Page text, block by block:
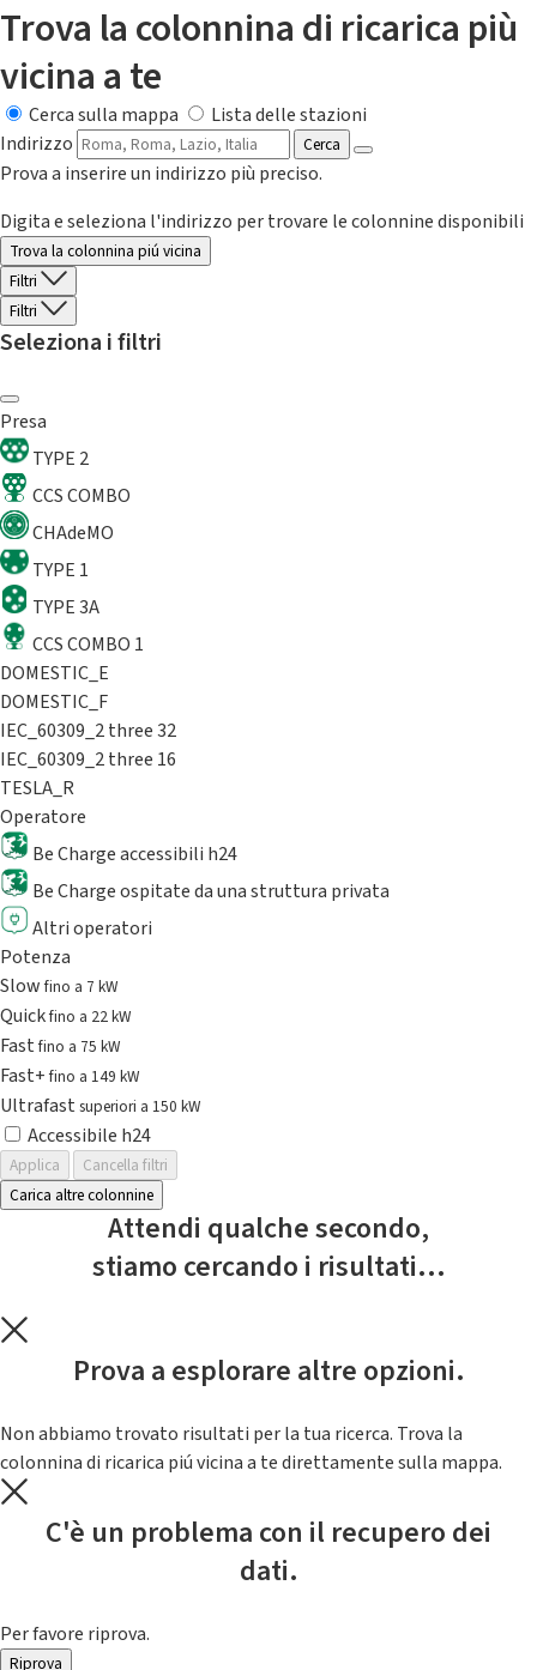
Trova la colonnina di ricarica più
vicina a te
Cerca sulla mappa
Lista delle stazioni
Indirizzo
Cerca
Prova a inserire un indirizzo più preciso.
Digita e seleziona l'indirizzo per trovare le colonnine disponibili
Trova la colonnina piú vicina
Filtri
Filtri
Seleziona i filtri
Presa
TYPE 2
CCS COMBO
CHAdeMO
TYPE 1
TYPE 3A
CCS COMBO 1
DOMESTIC_E
DOMESTIC_F
IEC_60309_2 three 32
IEC_60309_2 three 16
TESLA_R
Operatore
Be Charge accessibili h24
Be Charge ospitate da una struttura privata
Altri operatori
Potenza
Slowfino a 7 kW
Quickfino a 22 kW
Fastfino a 75 kW
Fast+fino a 149 kW
Ultrafast superiori a 150 kW
Accessibile h24
Applica
Cancella filtri
Carica altre colonnine
Attendi qualche secondo,
stiamo cercando i risultati...
Prova a esplorare altre opzioni.
Non abbiamo trovato risultati per la tua ricerca. Trova la
colonnina di ricarica piú vicina a te direttamente sulla mappa.
C'è un problema con il recupero dei
dati.
Per favore riprova.
Riprova